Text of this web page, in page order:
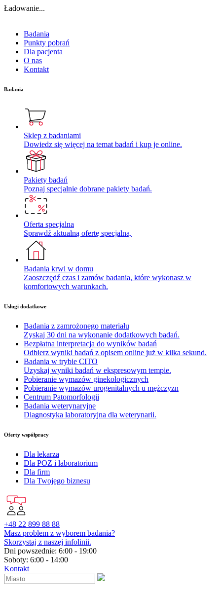
Ładowanie...
Badania
Punkty pobrań
Dla pacjenta
O nas
Kontakt
Badania
Sklep z badaniami
Dowiedz się więcej na temat badań i kup je online.
Pakiety badań
Poznaj specjalnie dobrane pakiety badań.
Oferta specjalna
Sprawdź aktualną ofertę specjalną.
Badania krwi w domu
Zaoszczędź czas i zamów badania, które wykonasz w
komfortowych warunkach.
Usługi dodatkowe
Badania z zamrożonego materiału
Zyskaj 30 dni na wykonanie dodatkowych badań.
Bezpłatna interpretacja do wyników badań
Odbierz wyniki badań z opisem online już w kilka sekund.
Badania w trybie CITO
Uzyskaj wyniki badań w ekspresowym tempie.
Pobieranie wymazów ginekologicznych
Pobieranie wymazów urogenitalnych u mężczyzn
Centrum Patomorfologii
Badania weterynaryjne
Diagnostyka laboratoryjna dla weterynarii.
Oferty współpracy
Dla lekarza
Dla POZ i laboratorium
Dla firm
Dla Twojego biznesu
+48 22 899 88 88
Masz problem z wyborem badania?
Skorzystaj z naszej infolinii.
Dni powszednie: 6:00 - 19:00
Soboty: 6:00 - 14:00
Kontakt